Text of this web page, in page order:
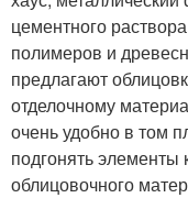
цементного
полимеров и
предлагают
отделочному
очень удобно в том
подгонять
облицовочного